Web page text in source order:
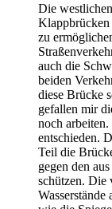
Die
zu
auch die
beiden
diese Brücke
gefallen mir
noch
entschieden.
Teil die
gegen den
schützen. Die